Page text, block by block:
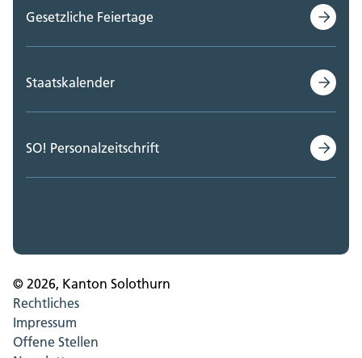
Gesetzliche Feiertage
Staatskalender
SO! Personalzeitschrift
© 2026, Kanton Solothurn
Rechtliches
Impressum
Offene Stellen